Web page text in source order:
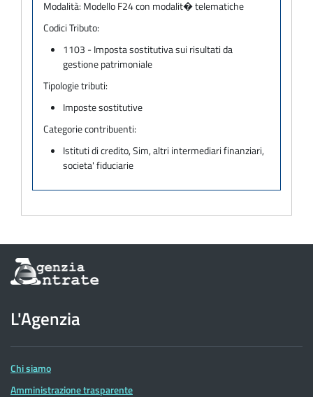
Modalità: Modello F24 con modalit� telematiche
Codici Tributo:
1103 - Imposta sostitutiva sui risultati da
gestione patrimoniale
Tipologie tributi:
Imposte sostitutive
Categorie contribuenti:
Istituti di credito, Sim, altri intermediari finanziari,
societa' fiduciarie
Informazioni
sul
dell'Agenzia
delle
Entrate
L'Agenzia
Chi siamo
Amministrazione trasparente